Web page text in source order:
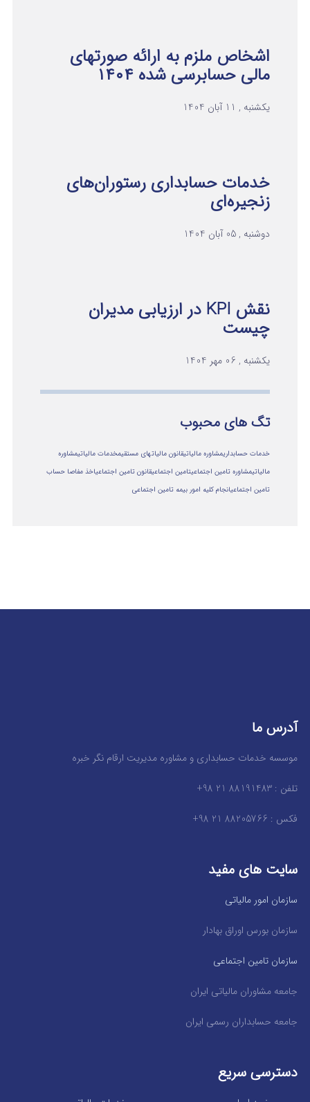
اشخاص ملزم به ارائه صورتهای
مالی حسابرسی شده ۱۴۰۴
یکشنبه , 11 آبان 1404
خدمات حسابداری رستوران‌های
زنجیره‌ای
دوشنبه , 05 آبان 1404
نقش KPI در ارزیابی مدیران
چیست
یکشنبه , 06 مهر 1404
تگ های محبوب
خدمات حسابداریمشاوره مالیاتیقانون مالیاتهای مستقیمخدمات مالیاتیمشاوره
مالياتيمشاوره تامین اجتماعیتامین اجتماعیقانون تامین اجتماعیاخذ مفاصا حساب
تامین اجتماعیانجام کلیه امور بیمه تامین اجتماعی
آدرس ما
موسسه خدمات حسابداری و مشاوره مدیریت ارقام نگر خبره
تلفن : 88191483 21 98+
فکس : 88205766 21 98+
سایت های مفید
سازمان امور مالیاتی
سازمان بورس اوراق بهادار
سازمان تامین اجتماعی
جامعه مشاوران مالیاتی ایران
جامعه حسابداران رسمی ایران
دسترسی سریع